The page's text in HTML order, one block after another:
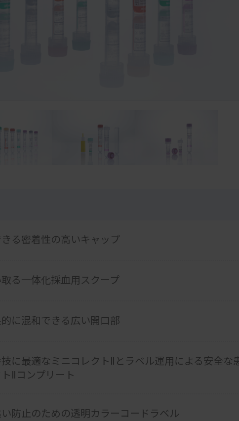
る密着性の高いキャップ
る一体化採血用スクープ
に混和できる広い開口部
に最適なミニコレクトⅡとラベル運用による安全な
Ⅱコンプリート
防止のための透明カラーコードラベル